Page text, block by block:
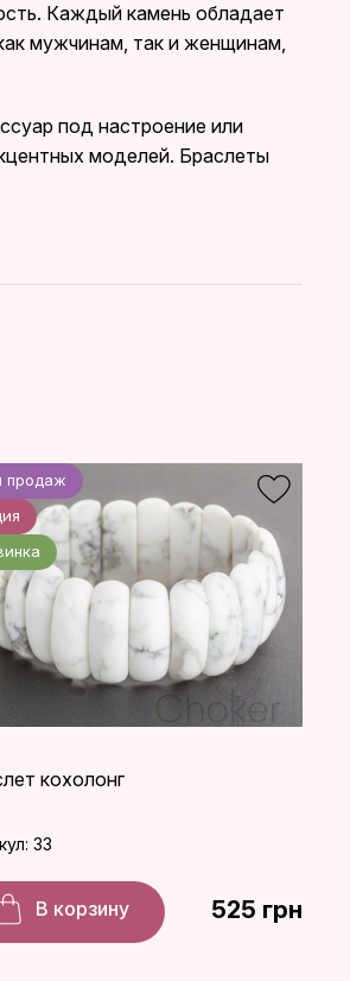
Каждый камень обладает
мужчинам, так и женщинам,
под настроение или
моделей. Браслеты
продаж
кохолонг
33
В корзину 525 грн